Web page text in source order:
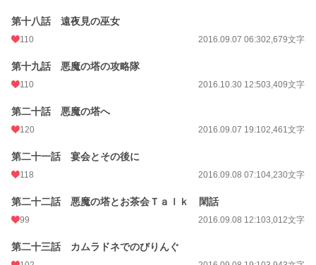
第十八話 遠夜見の巫女
110 2016.09.07 06:302,679文字
第十九話 悪魔の塔の攻略隊
110 2016.10.30 12:503,409文字
第二十話 悪魔の塔へ
120 2016.09.07 19:102,461文字
第二十一話 宴会とその後に
118 2016.09.08 07:104,230文字
第二十二話 悪魔の塔とお茶会Ｔａｌｋ 閑話
99 2016.09.08 12:103,012文字
第二十三話 カムラドネでのびりんぐ